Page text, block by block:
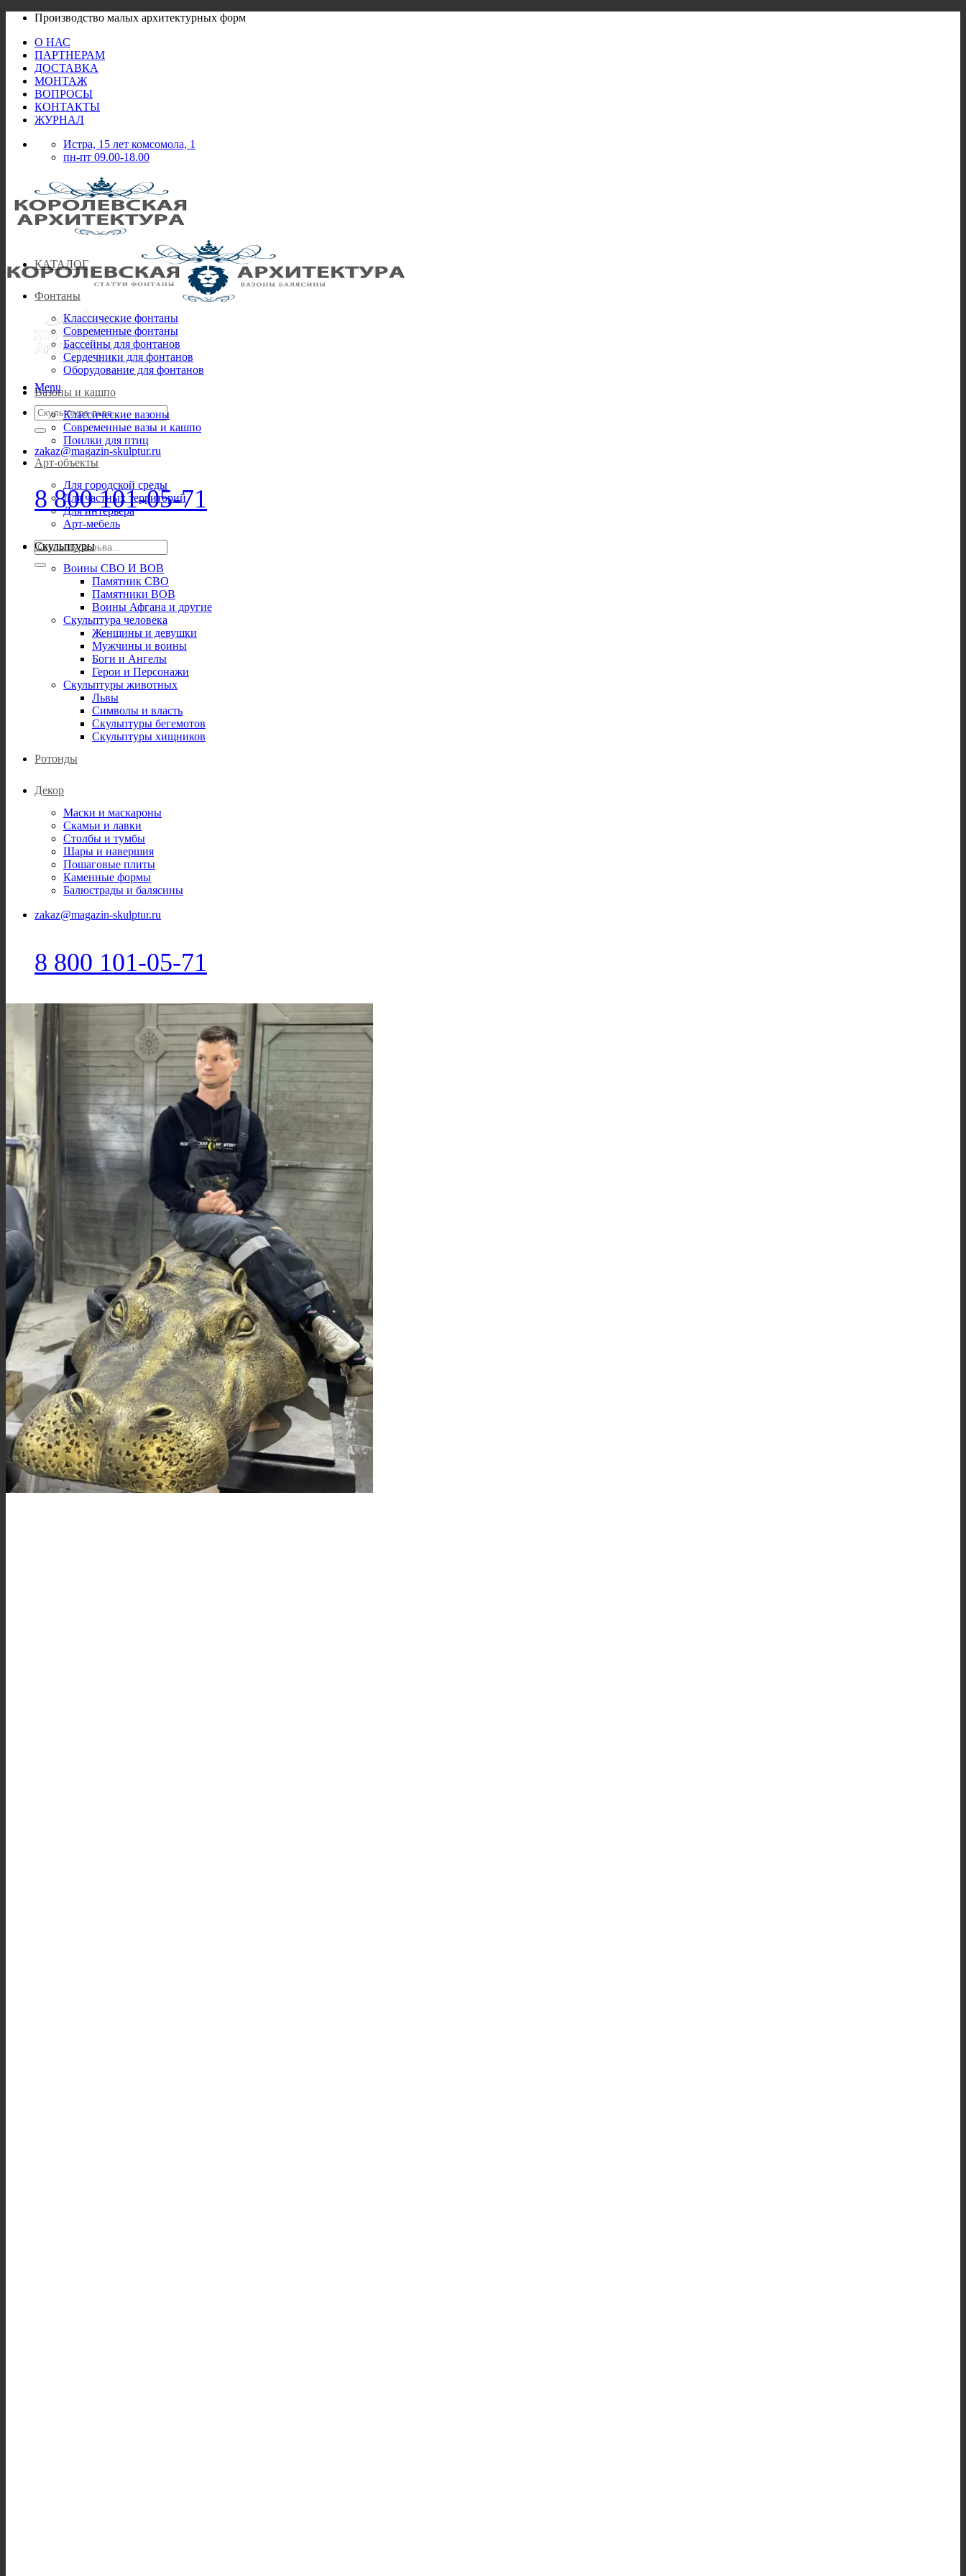
Skip
content
Производство малых архитектурных форм
О НАС
ПАРТНЕРАМ
ДОСТАВКА
МОНТАЖ
ВОПРОСЫ
КОНТАКТЫ
ЖУРНАЛ
Истра, 15 лет комсомола, 1
пн-пт 09.00-18.00
Menu
Искать:
zakaz@magazin-skulptur.ru
8 800 101-05-71
Искать:
КАТАЛОГ
Фонтаны
Классические фонтаны
Современные фонтаны
Бассейны для фонтанов
Сердечники для фонтанов
Оборудование для фонтанов
Вазоны и кашпо
Классические вазоны
Современные вазы и кашпо
Поилки для птиц
Арт-объекты
Для городской среды
Для частных территорий
Для интерьера
Арт-мебель
Скульптуры
Воины СВО И ВОВ
Памятник СВО
Памятники ВОВ
Воины Афгана и другие
Скульптура человека
Женщины и девушки
Мужчины и воины
Боги и Ангелы
Герои и Персонажи
Скульптуры животных
Львы
Символы и власть
Скульптуры бегемотов
Скульптуры хищников
Ротонды
Декор
Маски и маскароны
Скамьи и лавки
Столбы и тумбы
Шары и навершия
Пошаговые плиты
Каменные формы
Балюстрады и балясины
zakaz@magazin-skulptur.ru
8 800 101-05-71